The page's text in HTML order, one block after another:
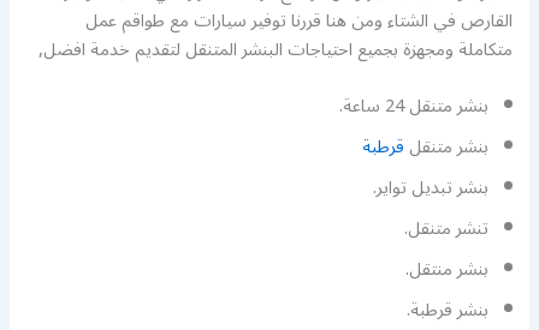
القارص في الشتاء ومن هنا قررنا توفير سيارات مع طواقم عمل
متكاملة ومجهزة بجميع احتياجات البنشر المتنقل لتقديم خدمة افضل,
بنشر متنقل 24 ساعة.
بنشر متنقلقرطبة
بنشر تبديل تواير.
تنشر متنقل.
بنشر منتقل.
بنشر قرطبة.